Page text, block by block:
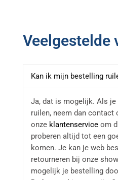
Veelgestelde
Kan ik mijn bestelling
Ja, dat is mogelijk. Als
ruilen, neem dan contact
onze klantenservice om
proberen altijd tot een
komen. Je kan je web
retourneren bij onze
mogelijk je bestelling